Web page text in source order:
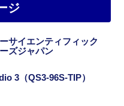
サイエンティフィック
ズジャパン
ジ
3（QS3-96S-TIP）